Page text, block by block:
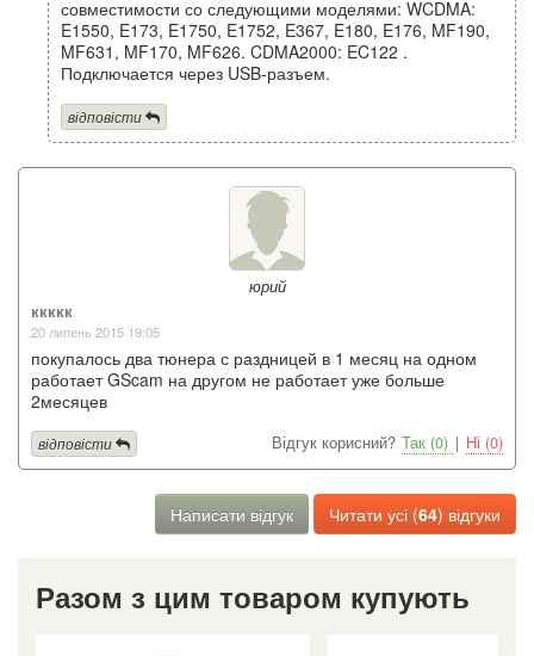
совместимости со следующими моделями: WCDMA:
E1550, E173, E1750, E1752, E367, E180, E176, MF190,
MF631, MF170, MF626. CDMA2000: EC122 .
Подключается через USB-разъем.
відповісти
юрий
ккккк
20 липень 2015 19:05
покупалось два тюнера с раздницей в 1 месяц на одном
работает GScam на другом не работает уже больше
2месяцев
Відгук корисний? Так (0) | Ні (0)
відповісти
Написати відгук Читати усі (64) відгуки
Разом з цим товаром купують